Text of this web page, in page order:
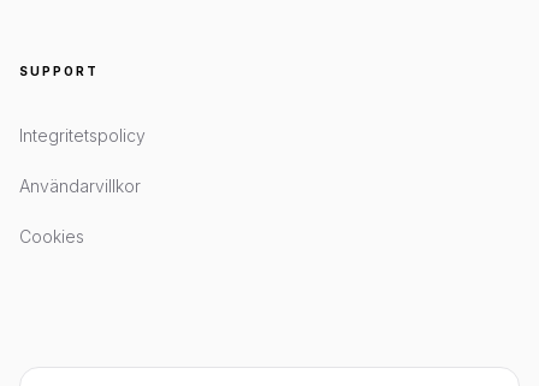
SUPPORT
Integritetspolicy
Användarvillkor
Cookies